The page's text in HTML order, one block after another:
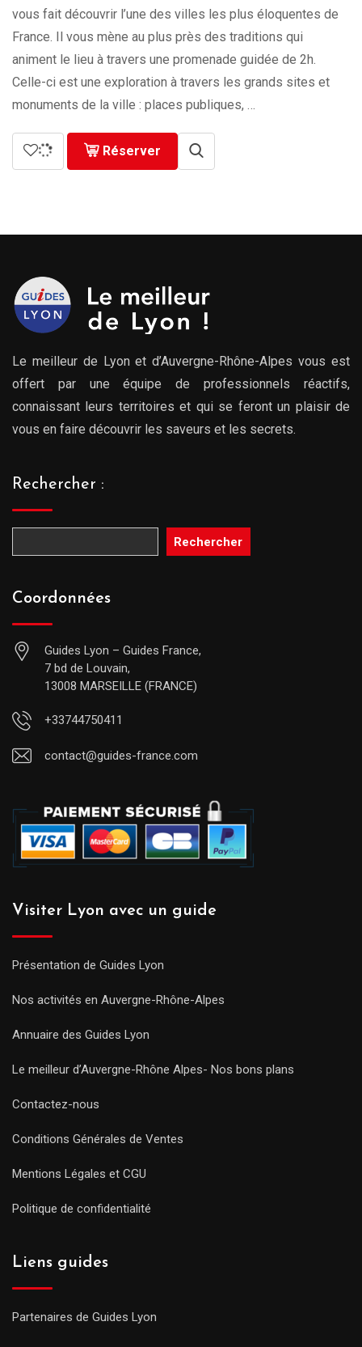
vous fait découvrir l’une des villes les plus éloquentes de
France. Il vous mène au plus près des traditions qui
animent le lieu à travers une promenade guidée de 2h.
Celle-ci est une exploration à travers les grands sites et
monuments de la ville : places publiques, …
Réserver
Le meilleur de Lyon et d’Auvergne-Rhône-Alpes vous est
offert par une équipe de professionnels réactifs,
connaissant leurs territoires et qui se feront un plaisir de
vous en faire découvrir les saveurs et les secrets.
Rechercher :
Rechercher
Coordonnées
Guides Lyon – Guides France,
7 bd de Louvain,
13008 MARSEILLE (FRANCE)
+33744750411
contact@guides-france.com
Visiter Lyon avec un guide
Présentation de Guides Lyon
Nos activités en Auvergne-Rhône-Alpes
Annuaire des Guides Lyon
Le meilleur d’Auvergne-Rhône Alpes- Nos bons plans
Contactez-nous
Conditions Générales de Ventes
Mentions Légales et CGU
Politique de confidentialité
Liens guides
Partenaires de Guides Lyon